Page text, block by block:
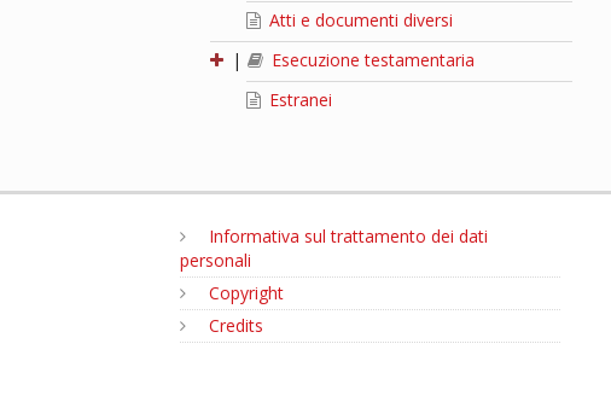
Atti e documenti diversi
|
Esecuzione testamentaria
Estranei
Informativa sul trattamento dei dati
personali
Copyright
Credits